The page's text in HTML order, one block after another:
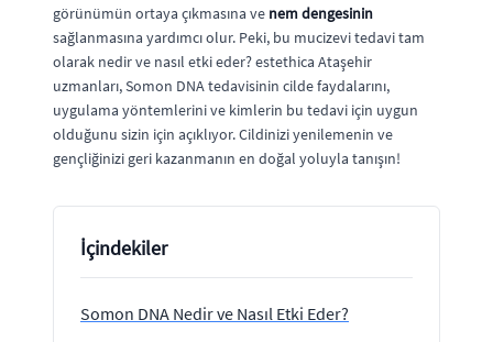
görünümün ortaya çıkmasına ve nem dengesinin
sağlanmasına yardımcı olur. Peki, bu mucizevi tedavi tam
olarak nedir ve nasıl etki eder? estethica Ataşehir
uzmanları, Somon DNA tedavisinin cilde faydalarını,
uygulama yöntemlerini ve kimlerin bu tedavi için uygun
olduğunu sizin için açıklıyor. Cildinizi yenilemenin ve
gençliğinizi geri kazanmanın en doğal yoluyla tanışın!
İçindekiler
Somon DNA Nedir ve Nasıl Etki Eder?